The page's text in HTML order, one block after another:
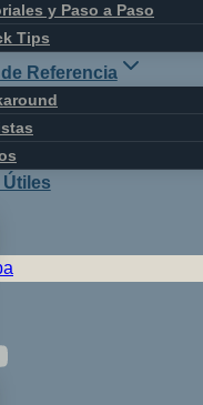
y Paso a Paso
Tips
Referencia
Útiles